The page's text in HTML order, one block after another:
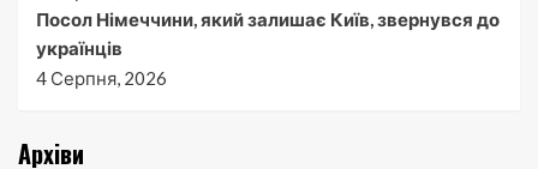
Посол Німеччини, який залишає Київ, звернувся до
українців
4 Серпня, 2026
Архіви